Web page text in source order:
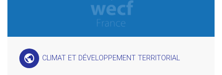
public CLIMAT ET DÉVELOPPEMENT TERRITORIAL